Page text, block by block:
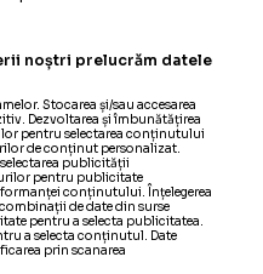
noștri prelucrăm datele
Stocarea și/sau accesarea
Dezvoltarea și îmbunătățirea
pentru selectarea conținutului
de conținut personalizat.
publicității
pentru publicitate
conținutului. Înțelegerea
de date din surse
pentru a selecta publicitatea.
a selecta conținutul. Date
prin scanarea